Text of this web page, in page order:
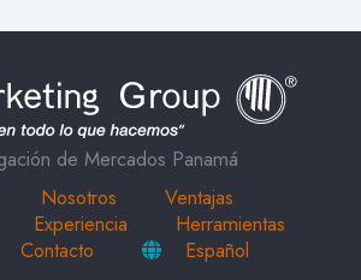
de Mercados Panamá
Nosotros
Ventajas
Experiencia
Herramientas
Contacto Español